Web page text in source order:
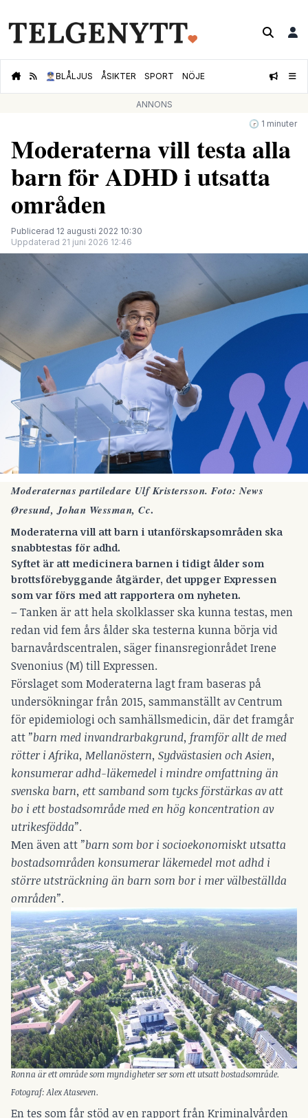
👮🏻‍♂️BLÅLJUS ÅSIKTER SPORT NÖJE
ANNONS
🕝 1 minuter
Moderaterna vill testa alla
barn för ADHD i utsatta
områden
Publicerad 12 augusti 2022 10:30
Uppdaterad 21 juni 2026 12:46
Moderaternas partiledare Ulf Kristersson. Foto:News
Øresund, Johan Wessman, Cc.
Moderaterna vill att barn i utanförskapsområden ska
snabbtestas för adhd.
Syftet är att medicinera barnen i tidigt ålder som
brottsförebyggande åtgärder, det uppger Expressen
som var förs med att rapportera om nyheten.
– Tanken är att hela skolklasser ska kunna testas, men
redan vid fem års ålder ska testerna kunna börja vid
barnavårdscentralen, säger finansregionrådet Irene
Svenonius (M) tillExpressen.
Förslaget som Moderaterna lagt fram baseras på
undersökningar från 2015, sammanställt av Centrum
för epidemiologi och samhällsmedicin, där det framgår
att ”barn med invandrarbakgrund, framför allt de med
rötter i Afrika, Mellanöstern, Sydvästasien och Asien,
konsumerar adhd-läkemedel i mindre omfattning än
svenska barn, ett samband som tycks förstärkas av att
bo i ett bostadsområde med en hög koncentration av
utrikesfödda”.
Men även att ”barn som bor i socioekonomiskt utsatta
bostadsområden konsumerar läkemedel mot adhd i
större utsträckning än barn som bor i mer välbeställda
områden”.
Ronna är ett område som myndigheter ser som ett utsatt bostadsområde.
Fotograf: Alex Ataseven.
En tes som får stöd av en rapport från Kriminalvården